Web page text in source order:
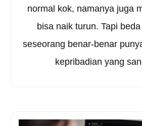
normal kok, namanya juga
bisa naik turun. Tapi
seseorang benar-benar
kepribadian yang